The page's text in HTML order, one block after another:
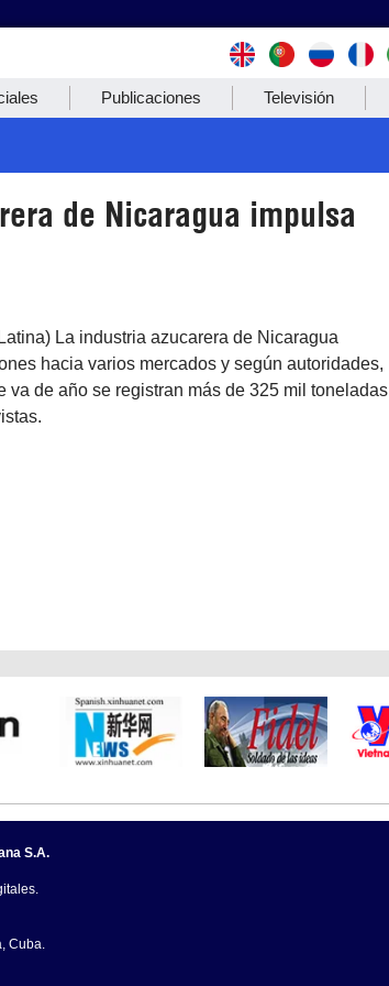
Publicaciones Televisión
de Nicaragua impulsa
La industria azucarera de Nicaragua
hacia varios mercados y según autoridades,
va de año se registran más de 325 mil toneladas
S.A.
Cuba.